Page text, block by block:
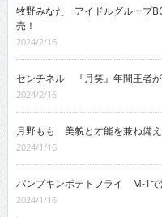
牧野みなた アイドルグループ
売！
2024/2/16
センチネル 『月笑』年間王者
2024/2/16
月野もも 美貌と才能を兼ね備え
2024/1/16
パンプキンポテトフライ M-1で
2024/1/16